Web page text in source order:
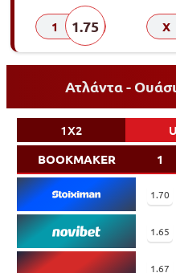
1 1.75 X
Ατλάντα -
1X2
BOOKMAKER
1
1.70
1.65
1.67